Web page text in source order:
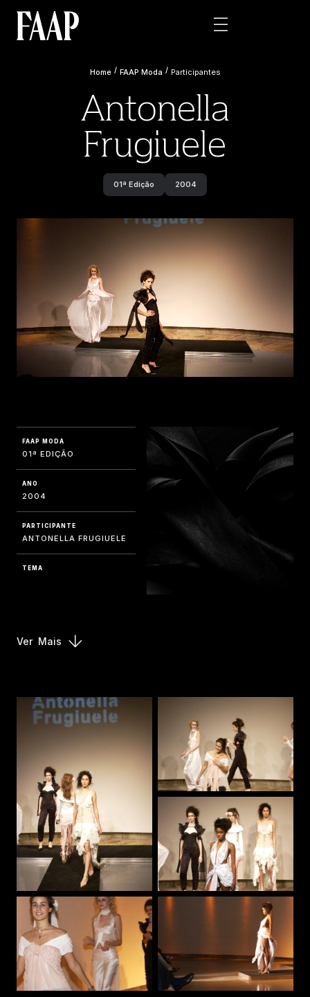
Home / FAAP Moda / Participantes
Antonella
Frugiuele
01ª Edição 2004
FAAP MODA
01ª EDIÇÃO
ANO
2004
PARTICIPANTE
ANTONELLA FRUGIUELE
TEMA
Ver Mais